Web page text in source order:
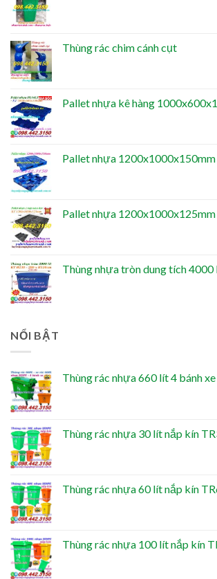
Thùng rác chim cánh cụt
Pallet nhựa kê hàng
Pallet nhựa
Pallet nhựa 1200x1000x125mm
Thùng nhựa tròn dung tích 4000
NỔI BẬT
Thùng rác nhựa 660 lít 4 bánh
Thùng rác nhựa 30 lít nắp kín
Thùng rác nhựa 60 lít nắp kín
Thùng rác nhựa 100 lít nắp kín